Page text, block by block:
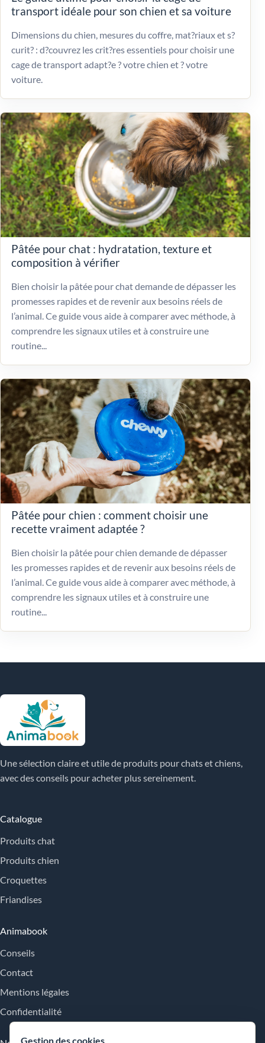
transport idéale pour son chien et sa voiture
Dimensions du chien, mesures du coffre, mat?riaux et s?
curit? : d?couvrez les crit?res essentiels pour choisir une
cage de transport adapt?e ? votre chien et ? votre
voiture.
Pâtée pour chat : hydratation, texture et
composition à vérifier
Bien choisir la pâtée pour chat demande de dépasser les
promesses rapides et de revenir aux besoins réels de
l’animal. Ce guide vous aide à comparer avec méthode, à
comprendre les signaux utiles et à construire une
routine...
Pâtée pour chien : comment choisir une
recette vraiment adaptée ?
Bien choisir la pâtée pour chien demande de dépasser
les promesses rapides et de revenir aux besoins réels de
l’animal. Ce guide vous aide à comparer avec méthode, à
comprendre les signaux utiles et à construire une
routine...
Une sélection claire et utile de produits pour chats et chiens,
avec des conseils pour acheter plus sereinement.
Catalogue
Produits chat
Produits chien
Croquettes
Friandises
Animabook
Conseils
Contact
Mentions légales
Confidentialité
Gestion des cookies